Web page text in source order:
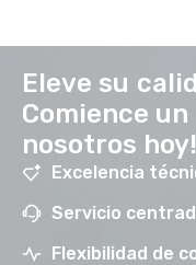
Eleve su
Comience
nosotros hoy!
Excelencia
Servicio
Flexibilidad de